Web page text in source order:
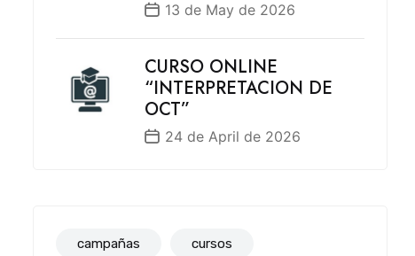
13 de May de 2026
CURSO ONLINE
“INTERPRETACION DE
OCT”
24 de April de 2026
campañas cursos